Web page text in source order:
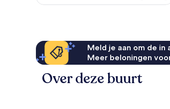
Meld je aan om de in
Meer beloningen
Over deze buurt